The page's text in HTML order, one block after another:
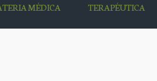
MÉDICA TERAPÉUTICA